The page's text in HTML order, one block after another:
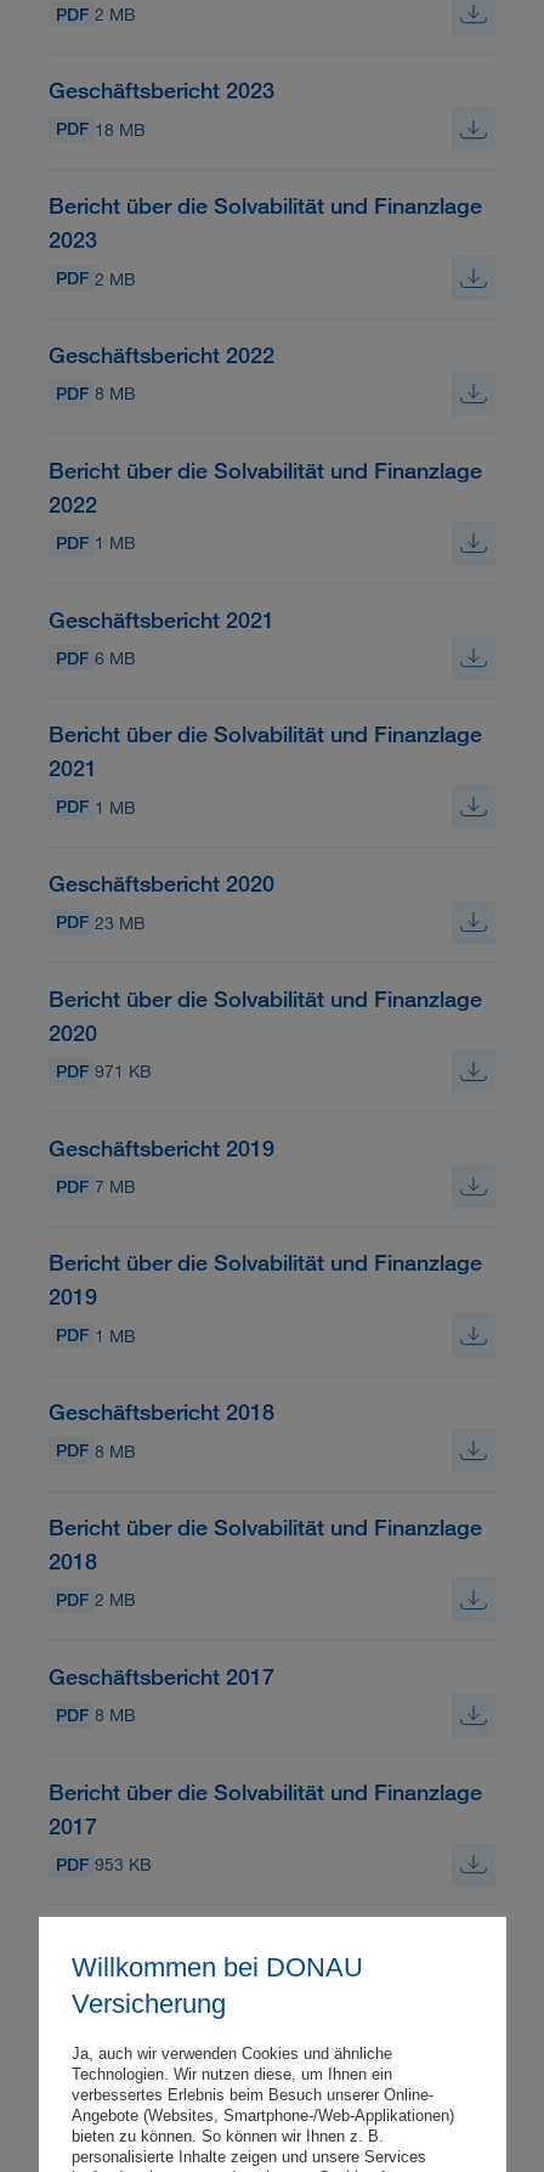
Willkommen bei DONAU
Versicherung
Ja, auch wir verwenden Cookies und ähnliche
Technologien. Wir nutzen diese, um Ihnen ein
verbessertes Erlebnis beim Besuch unserer Online-
Angebote (Websites, Smartphone-/Web-Applikationen)
bieten zu können. So können wir Ihnen z. B.
personalisierte Inhalte zeigen und unsere Services
PDF 2 MB
Geschäftsbericht 2023
PDF 18 MB
Bericht über die Solvabilität und Finanzlage
2023
PDF 2 MB
Geschäftsbericht 2022
PDF 8 MB
Bericht über die Solvabilität und Finanzlage
2022
PDF 1 MB
Geschäftsbericht 2021
PDF 6 MB
Bericht über die Solvabilität und Finanzlage
2021
PDF 1 MB
Geschäftsbericht 2020
PDF 23 MB
Bericht über die Solvabilität und Finanzlage
2020
PDF 971 KB
Geschäftsbericht 2019
PDF 7 MB
Bericht über die Solvabilität und Finanzlage
2019
PDF 1 MB
Geschäftsbericht 2018
PDF 8 MB
Bericht über die Solvabilität und Finanzlage
2018
PDF 2 MB
Geschäftsbericht 2017
PDF 8 MB
Bericht über die Solvabilität und Finanzlage
2017
PDF 953 KB
PDF 3 MB
Bericht über die Solvabilität und Finanzlage
2016
PDF 1 MB